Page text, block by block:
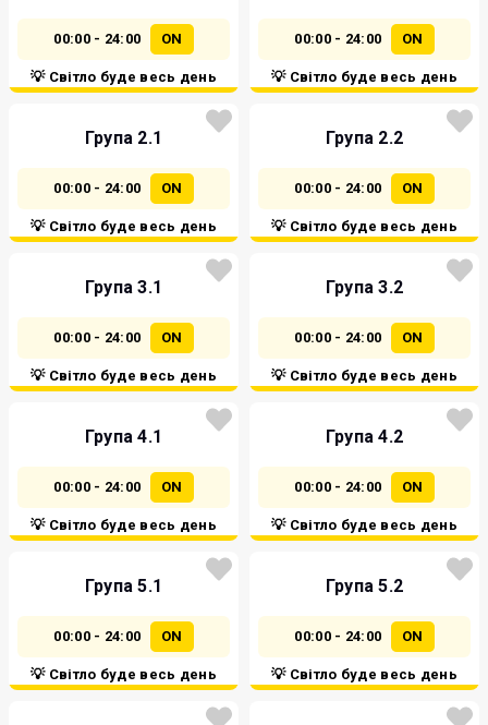
00:00 - 24:00 ON
💡 Світло буде весь день
00:00 - 24:00 ON
💡 Світло буде весь день
Група 2.1
00:00 - 24:00 ON
💡 Світло буде весь день
Група 2.2
00:00 - 24:00 ON
💡 Світло буде весь день
Група 3.1
00:00 - 24:00 ON
💡 Світло буде весь день
Група 3.2
00:00 - 24:00 ON
💡 Світло буде весь день
Група 4.1
00:00 - 24:00 ON
💡 Світло буде весь день
Група 4.2
00:00 - 24:00 ON
💡 Світло буде весь день
Група 5.1
00:00 - 24:00 ON
💡 Світло буде весь день
Група 5.2
00:00 - 24:00 ON
💡 Світло буде весь день